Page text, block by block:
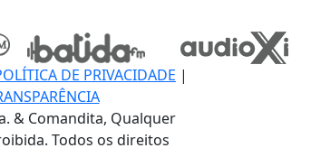
DE PRIVACIDADE |
& Comandita, Qualquer
Todos os direitos